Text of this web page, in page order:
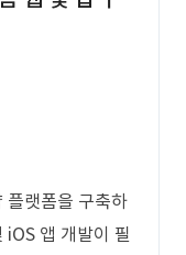
플랫폼을 구축하
앱 개발이 필